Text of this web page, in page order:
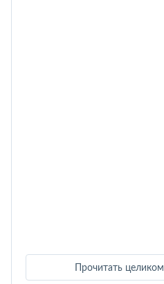
Прочитать целиком